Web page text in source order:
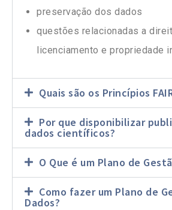
preservação dos dados
questões relacionadas a
licenciamento e propriedade
Quais são os Princípios
Por que disponibilizar
dados científicos?
O Que é um Plano de
Como fazer um Plano de
Dados?